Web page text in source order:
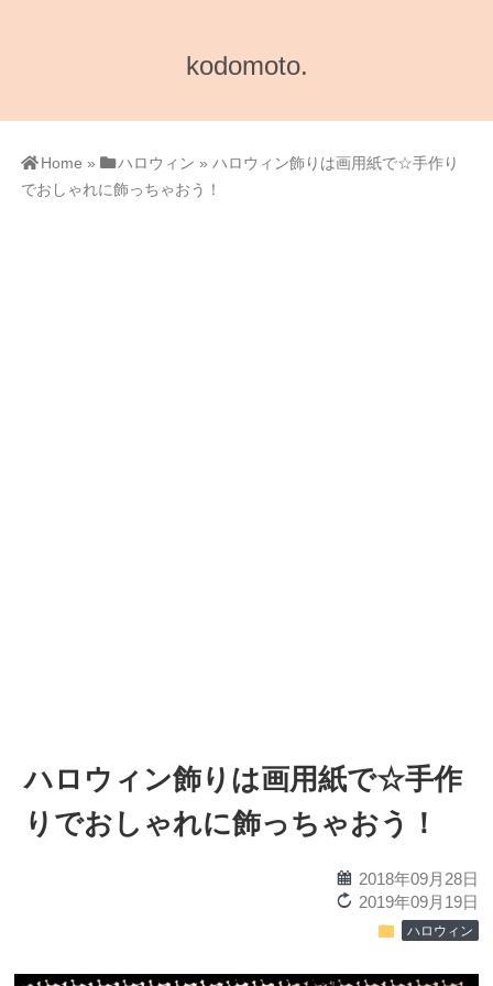
kodomoto.
Home » ハロウィン »ハロウィン飾りは画用紙で☆手作り
でおしゃれに飾っちゃおう！
ハロウィン飾りは画用紙で☆手作
りでおしゃれに飾っちゃおう！
calendar 2018年09月28日
reload 2019年09月19日
folder ハロウィン